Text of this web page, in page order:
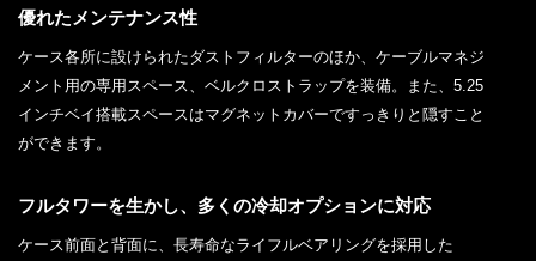
優れたメンテナンス性
ケース各所に設けられたダストフィルターのほか、ケーブルマネジ
メント用の専用スペース、ベルクロストラップを装備。また、5.25
インチベイ搭載スペースはマグネットカバーですっきりと隠すこと
ができます。
フルタワーを生かし、多くの冷却オプションに対応
ケース前面と背面に、長寿命なライフルベアリングを採用した